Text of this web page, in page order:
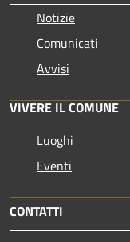
Notizie
Comunicati
Avvisi
VIVERE IL COMUNE
Luoghi
Eventi
CONTATTI